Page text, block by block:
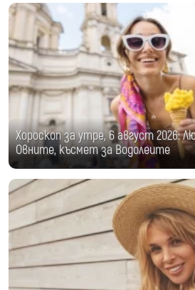
Хороскоп за утре, 6 август 2026:
Овните, късмет за Водолеите